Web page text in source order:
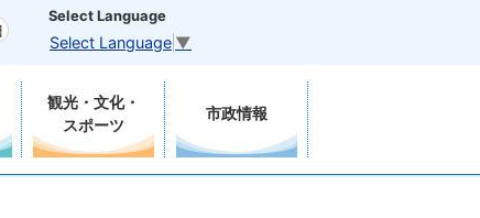
Select Language
Select Language ▼
観光・文化・
スポーツ
市政情報